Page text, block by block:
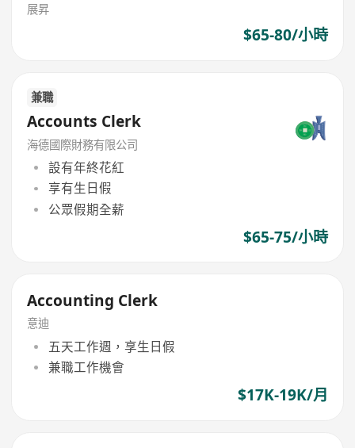
展昇
$65-80/小時
兼職
Accounts Clerk
海德國際財務有限公司
設有年終花紅
享有生日假
公眾假期全薪
$65-75/小時
Accounting Clerk
意迪
五天工作週，享生日假
兼職工作機會
$17K-19K/月